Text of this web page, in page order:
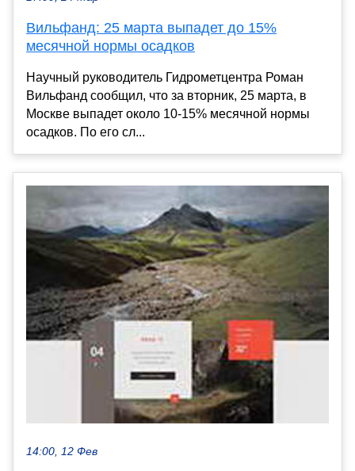
Вильфанд: 25 марта выпадет до 15%
месячной нормы осадков
Научный руководитель Гидрометцентра Роман
Вильфанд сообщил, что за вторник, 25 марта, в
Москве выпадет около 10-15% месячной нормы
осадков. По его сл...
14:00, 12 Фев